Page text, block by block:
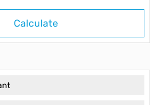
Calculate